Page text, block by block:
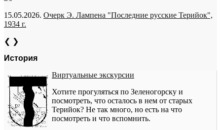
15.05.2026. Очерк Э. Лампена "Последние русские Терийок",
1934 г.
❮ ❯
История
Виртуальные экскурсии
Хотите прогуляться по Зеленогорску и
посмотреть, что осталось в нем от старых
Терийок? Не так много, но есть на что
посмотреть и что вспомнить.